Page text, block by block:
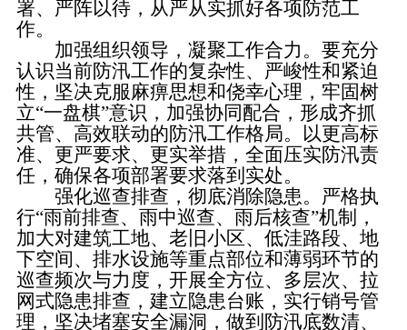
署、严阵以待，从严从实抓好各项防范工
作。
加强组织领导，凝聚工作合力。要充分
认识当前防汛工作的复杂性、严峻性和紧迫
性，坚决克服麻痹思想和侥幸心理，牢固树
立“一盘棋”意识，加强协同配合，形成齐抓
共管、高效联动的防汛工作格局。以更高标
准、更严要求、更实举措，全面压实防汛责
任，确保各项部署要求落到实处。
强化巡查排查，彻底消除隐患。严格执
行“雨前排查、雨中巡查、雨后核查”机制，
加大对建筑工地、老旧小区、低洼路段、地
下空间、排水设施等重点部位和薄弱环节的
巡查频次与力度，开展全方位、多层次、拉
网式隐患排查，建立隐患台账，实行销号管
理，坚决堵塞安全漏洞，做到防汛底数清、